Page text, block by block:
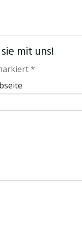
mit uns!
*